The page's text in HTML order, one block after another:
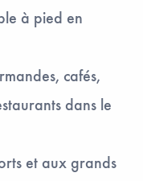
à pied en
cafés,
dans le
et aux grands